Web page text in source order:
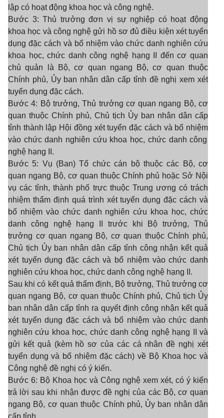
lập có hoạt động khoa học và công nghệ.
Bước 3: Thủ trưởng đơn vị sự nghiệp có hoạt động
khoa học và công nghệ gửi hồ sơ đủ điều kiện xét tuyển
dụng đặc cách và bổ nhiệm vào chức danh nghiên cứu
khoa học, chức danh công nghệ hạng II đến cơ quan
chủ quản là Bộ, cơ quan ngang Bộ, cơ quan thuộc
Chính phủ, Ủy ban nhân dân cấp tỉnh đề nghị xem xét
tuyển dụng đặc cách.
Bước 4: Bộ trưởng, Thủ trưởng cơ quan ngang Bộ, cơ
quan thuộc Chính phủ, Chủ tịch Ủy ban nhân dân cấp
tỉnh thành lập Hội đồng xét tuyển đặc cách và bổ nhiệm
vào chức danh nghiên cứu khoa học, chức danh công
nghệ hạng II .
Bước 5: Vụ (Ban) Tổ chức cán bộ thuộc các Bộ, cơ
quan ngang Bộ, cơ quan thuộc Chính phủ hoặc Sở Nội
vụ các tỉnh, thành phố trực thuộc Trung ương có trách
nhiệm thẩm định quá trình xét tuyển dụng đặc cách và
bổ nhiệm vào chức danh nghiên cứu khoa học, chức
danh công nghệ hạng II trước khi Bộ trưởng, Thủ
trưởng cơ quan ngang Bộ, cơ quan thuộc Chính phủ,
Chủ tịch Ủy ban nhân dân cấp tỉnh công nhận kết quả
xét tuyển dụng đặc cách và bổ nhiệm vào chức danh
nghiên cứu khoa học, chức danh công nghệ hạng II.
Sau khi có kết quả thẩm định, Bộ trưởng, Thủ trưởng cơ
quan ngang Bộ, cơ quan thuộc Chính phủ, Chủ tịch Ủy
ban nhân dân cấp tỉnh ra quyết định công nhận kết quả
xét tuyển dụng đặc cách và bổ nhiệm vào chức danh
nghiên cứu khoa học, chức danh công nghệ hạng II và
gửi kết quả (kèm hồ sơ của các cá nhân đề nghị xét
tuyển dụng và bổ nhiệm đặc cách) về Bộ Khoa học và
Công nghệ đề nghị có ý kiến.
Bước 6: Bộ Khoa học và Công nghệ xem xét, có ý kiến
trả lời sau khi nhận được đề nghị của các Bộ, cơ quan
ngang Bộ, cơ quan thuộc Chính phủ, Ủy ban nhân dân
cấp tỉnh.